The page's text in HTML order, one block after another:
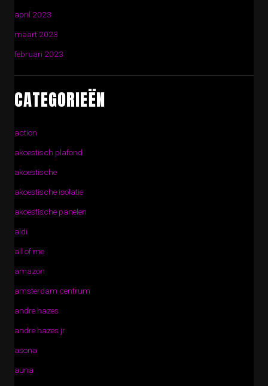
april 2023
maart 2023
februari 2023
CATEGORIEËN
action
akoestisch plafond
akoestische
akoestische isolatie
akoestische panelen
aldi
all of me
amazon
amsterdam centrum
andre hazes
andre hazes jr
asona
auna